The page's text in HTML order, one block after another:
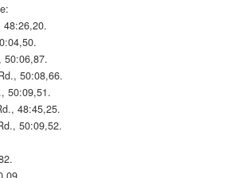
48:26,20.
50:06,87.
50:08,66.
50:09,51.
48:45,25.
50:09,52.